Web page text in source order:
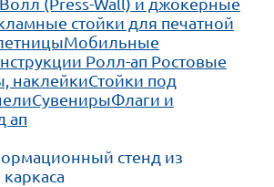
(Press-Wall) и джокерные
стойки для печатной
Мобильные
Ролл-ап Ростовые
наклейкиСтойки под
СувенирыФлаги и
ап
стенд из